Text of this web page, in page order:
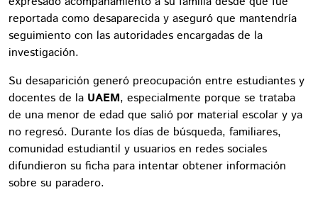
reportada como desaparecida y aseguró que mantendría
seguimiento con las autoridades encargadas de la
investigación.
Su desaparición generó preocupación entre estudiantes y
docentes de la UAEM, especialmente porque se trataba
de una menor de edad que salió por material escolar y ya
no regresó. Durante los días de búsqueda, familiares,
comunidad estudiantil y usuarios en redes sociales
difundieron su ficha para intentar obtener información
sobre su paradero.